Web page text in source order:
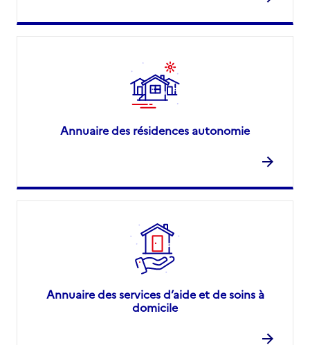
Annuaire des résidences autonomie
Annuaire des services d’aide et de soins à
domicile